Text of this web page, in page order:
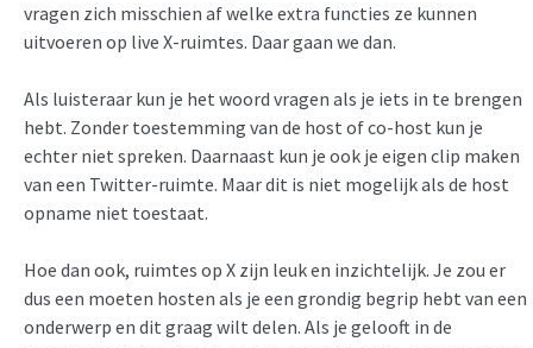
vragen zich misschien af welke extra functies ze kunnen
uitvoeren op live X-ruimtes. Daar gaan we dan.
Als luisteraar kun je het woord vragen als je iets in te brengen
hebt. Zonder toestemming van de host of co-host kun je
echter niet spreken. Daarnaast kun je ook je eigen clip maken
van een Twitter-ruimte. Maar dit is niet mogelijk als de host
opname niet toestaat.
Hoe dan ook, ruimtes op X zijn leuk en inzichtelijk. Je zou er
dus een moeten hosten als je een grondig begrip hebt van een
onderwerp en dit graag wilt delen. Als je gelooft in de